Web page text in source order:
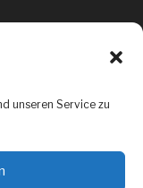
unseren Service zu